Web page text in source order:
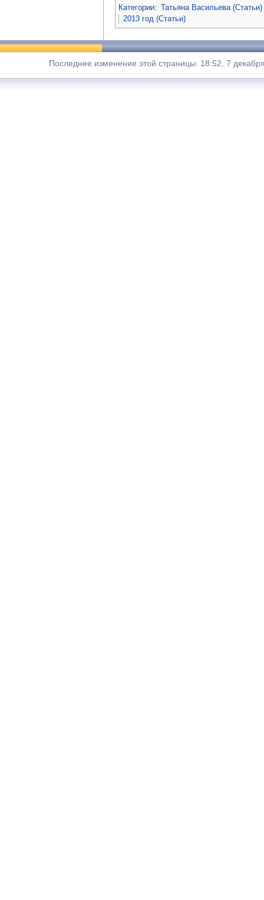
Категории: Татьяна Васильева (Статьи)
2013 год (Статьи)
Последнее изменение этой страницы: 18:52, 7